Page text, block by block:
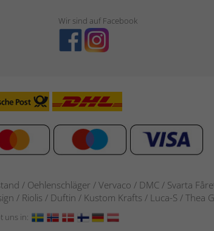
Wir sind auf Facebook
/ Oehlenschläger / Vervaco / DMC / Svarta
/ Riolis / Duftin / Kustom Krafts / Luca-S /
uns in: